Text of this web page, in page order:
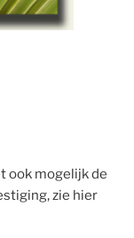
ook mogelijk de
zie hier